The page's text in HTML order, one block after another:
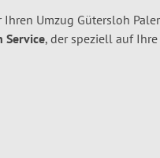
Umzug Gütersloh
Service, der speziell auf